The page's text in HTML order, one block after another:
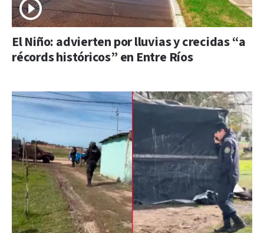
El Niño: advierten por lluvias y crecidas “a
récords históricos” en Entre Ríos